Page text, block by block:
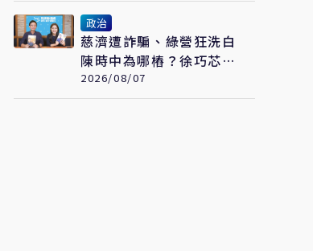
政治
慈濟遭詐騙、綠營狂洗白
陳時中為哪樁？徐巧芯預
言：替陳時中接閣揆鋪路
2026/08/07